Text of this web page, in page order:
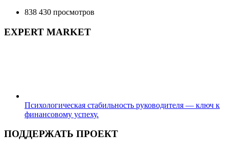
838 430 просмотров
EXPERT MARKET
Психологическая стабильность руководителя — ключ к
финансовому успеху.
ПОДДЕРЖАТЬ ПРОЕКТ